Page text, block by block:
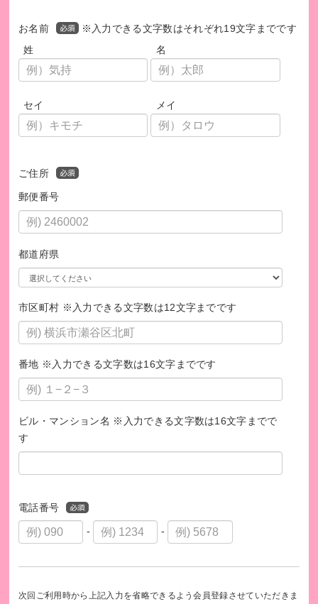
お名前
※入力できる文字数はそれぞれ19文字までです
姓
名
セイ メイ
ご住所
郵便番号
都道府県
市区町村 ※入力できる文字数は12文字までです
番地 ※入力できる文字数は16文字までです
ビル・マンション名 ※入力できる文字数は16文字までで
す
電話番号
- -
次回ご利用時から上記入力を省略できるよう会員登録させていただきま